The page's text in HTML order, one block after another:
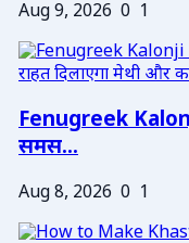
Aug 9, 2026 0 1
Fenugreek
समस...
Aug 8, 2026 0 1